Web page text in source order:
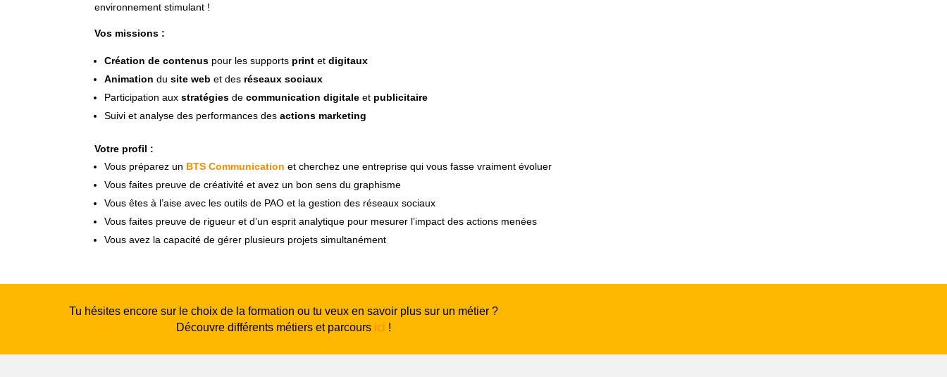
environnement stimulant !
Vos missions :
Création de contenus pour les supports print etdigitaux
Animation du site web et des réseaux sociaux
Participation aux stratégies decommunication digitale et publicitaire
Suivi et analyse des performances desactions marketing
Votre profil :
Vous préparez un BTS Communication et cherchez une entreprise qui vous fasse vraiment évoluer
Vous faites preuve de créativité et avez un bon sens du graphisme
Vous êtes à l’aise avec les outils de PAO et la gestion des réseaux sociaux
Vous faites preuve de rigueur et d’un esprit analytique pour mesurer l’impact des actions menées
Vous avez la capacité de gérer plusieurs projets simultanément
Tu hésites encore sur le choix de la formation ou tu veux en savoir plus sur un métier ?
Découvre différents métiers et parcours ici !